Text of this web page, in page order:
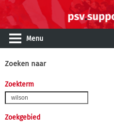
Menu
Zoeken naar
Zoekterm
Zoekgebied